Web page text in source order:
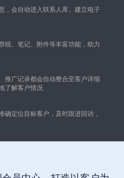
，会自动进入联系人库、建立电子
组、笔记、附件等丰富功能，助力
推广记录都会自动整合至客户详细
了解客户情况
确定位目标客户，及时跟进回访，